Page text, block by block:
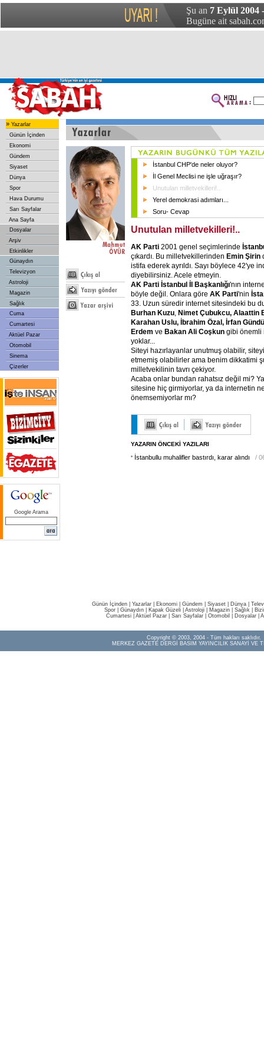
Şu an 7 Eylül 2004
Bugüne ait
» Yazarlar
Günün İçinden
Ekonomi
Gündem
Siyaset
Dünya
Spor
Hava Durumu
Sarı Sayfalar
Ana Sayfa
Dosyalar
Arşiv
Etkinlikler
Günaydın
Televizyon
Astroloji
Magazin
Sağlık
Cuma
Cumartesi
Aktüel Pazar
Otomobil
Sinema
Çizerler
Google Arama
İstanbul CHP'de neler oluyor?
İl Genel Meclisi ne işle uğraşır?
Unutulan milletvekilleri!..
Yerel demokrasi adımları...
Soru- Cevap
Unutulan milletvekilleri!..
AK Parti 2001 genel seçimlerinde
çıkardı. Bu milletvekillerinden Emin Şirin
istifa ederek ayrıldı. Sayı böylece 42'ye
diyebilirsiniz. Acele etmeyin.
AK Parti İstanbul İl Başkanlığı'nın
böyle değil. Onlara göre AK Parti'nin
33. Uzun süredir internet sitesindeki bu
Burhan Kuzu Nimet Çubukcu, Alaattin
Karahan Uslu, İbrahim Özal, İrfan
Erdem ve Bakan Ali Coşkun gibi önemli
yoklar...
Siteyi hazırlayanlar unutmuş olabilir,
etmemiş olabilirler ama benim dikkatimi
milletvekilinin tavrı çekiyor.
Acaba onlar bundan rahatsız değil mi?
sitesine hiç girmiyorlar, ya da internetin
önemsemiyorlar mı?
YAZARIN ÖNCEKİ YAZILARI
İstanbullu muhalifler bastırdı, karar alındı /
Günün İçinden Yazarlar Ekonomi Gündem Siyaset Dünya |
Spor
Günaydın Kapak Güzeli Astroloji Magazin Sağlık
Cumartesi| Aktüel Pazar| Sarı Sayfalar| Otomobil Dosyalar|
Copyright © 2003, 2004 - Tüm hakları saklıdır.
MERKEZ GAZETE DERGİ BASIM YAYINCILIK SANAYİ VE